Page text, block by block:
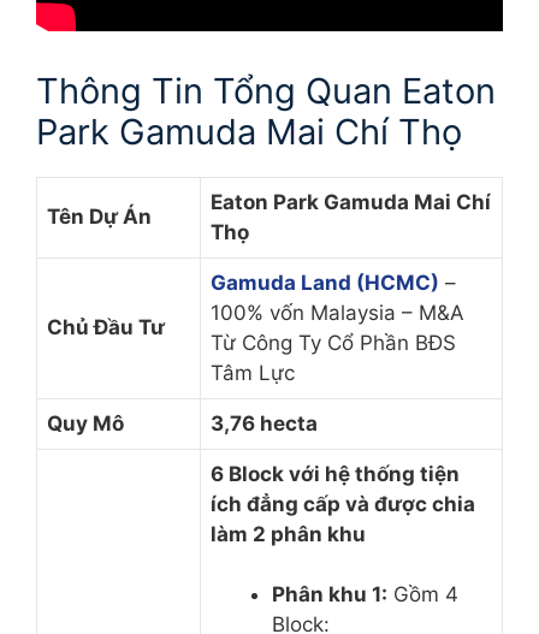
Thông Tin Tổng Quan Eaton
Park Gamuda Mai Chí Thọ
Tên Dự Án
Eaton Park Gamuda Mai Chí
Thọ
Chủ Đầu Tư
Gamuda Land (HCMC) –
100% vốn Malaysia – M&A
Từ Công Ty Cổ Phần BĐS
Tâm Lực
Quy Mô 3,76 hecta
6 Block với hệ thống tiện
ích đẳng cấp và được chia
làm 2 phân khu
Phân khu 1: Gồm 4
Block: